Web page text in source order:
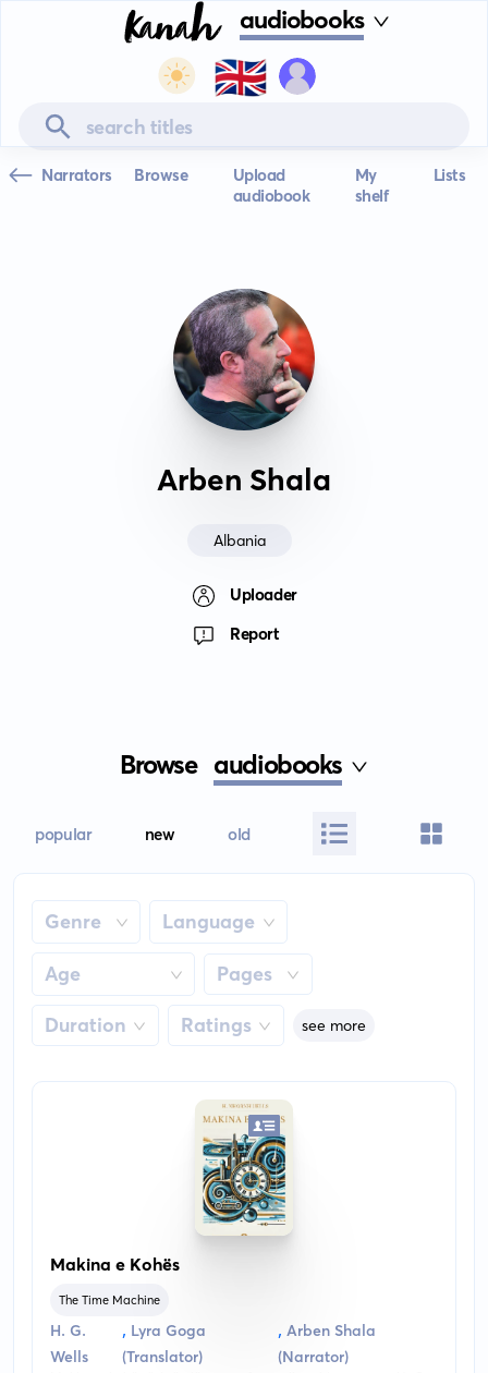
audiobooks
🇬🇧
Narrators Browse
Upload
audiobook
My
shelf
Lists
Arben Shala
Albania
Uploader
Report
Browse audiobooks
popular new old
Genre Language
Age Pages
Duration Ratings see more
Makina e Kohës
The Time Machine
H. G.
Wells
, Lyra Goga
(Translator)
,Arben Shala
(Narrator)